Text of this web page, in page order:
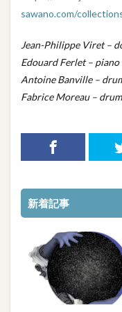
sawano.com/
Jean-Philippe Viret –
Edouard Ferlet – piano
Antoine Banville –
Fabrice Moreau –
新着記事